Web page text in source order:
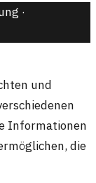
·
und
Informationen
die